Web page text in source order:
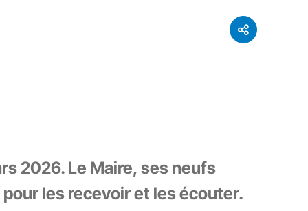
2026. Le Maire, ses neufs
les recevoir et les écouter.